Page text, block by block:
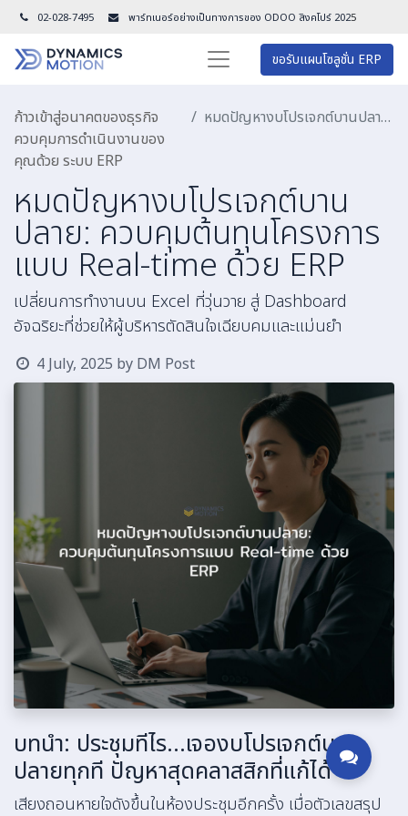
02-028-7495 พาร์ทเนอร์อย่างเป็นทางการของ ODOO สิงคโปร์ 2025
ขอรับแผนโซลูชั่น ERP
ก้าวเข้าสู่อนาคตของธุรกิจ
ควบคุมการดำเนินงานของ
คุณด้วย ระบบ ERP
หมดปัญหางบโปรเจกต์บานปลาย: ควบคุมต้นทุนโครงการแบบ Real-time ด้วย ERP
หมดปัญหางบโปรเจกต์บาน
ปลาย: ควบคุมต้นทุนโครงการ
แบบ Real-time ด้วย ERP
เปลี่ยนการทำงานบน Excel ที่วุ่นวาย สู่ Dashboard
อัจฉริยะที่ช่วยให้ผู้บริหารตัดสินใจเฉียบคมและแม่นยำ
4 July, 2025 by DM Post
บทนำ: ประชุมทีไร...เจองบโปรเจกต์บาน
ปลายทุกที ปัญหาสุดคลาสสิกที่แก้ได้
เสียงถอนหายใจดังขึ้นในห้องประชุมอีกครั้ง เมื่อตัวเลขสรุป